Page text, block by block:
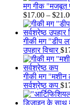
मग गीक "मजबूत
$17.00 – $
गीकी मग "डीप
उपहार विचार $
गीकी मग "मशीन
सर्वश्रेष्ठ कप $